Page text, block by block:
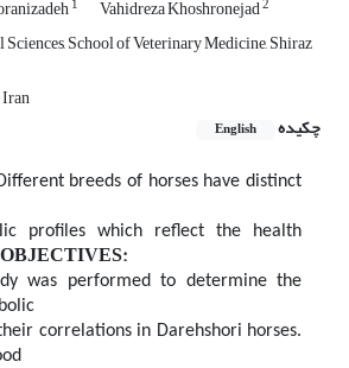
1 Vahidreza Khoshronejad2
School of Veterinary Medicine, Shiraz
چکیده
English
breeds of horses have distinct
profiles which reflect the health
OBJECTIVES:
was performed to determine the
correlations in Darehshori horses.